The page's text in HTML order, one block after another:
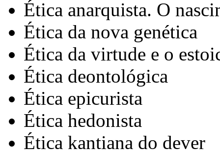
Ética anarquista. O
Ética da nova genética
Ética da virtude e o
Ética deontológica
Ética epicurista
Ética hedonista
Ética kantiana do dever